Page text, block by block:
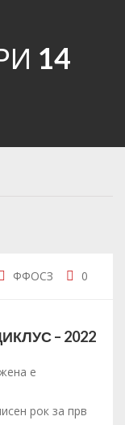
14
ФФОСЗ 0
– 2022
е
рок за прв